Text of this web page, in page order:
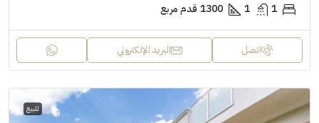
1
1
1300 قدم مربع
اتصل البريد الإلكتروني
للبيع